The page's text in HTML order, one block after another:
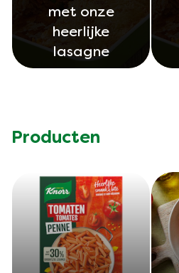
met onze
heerlijke
lasagne
Producten